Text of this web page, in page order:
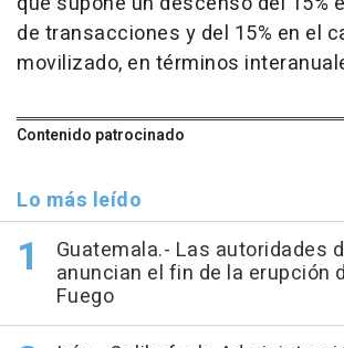
de transacciones y del 15% en el
movilizado, en términos
Contenido patrocinado
Lo más leído
Guatemala.- Las autoridades
anuncian el fin de la erupción
Fuego